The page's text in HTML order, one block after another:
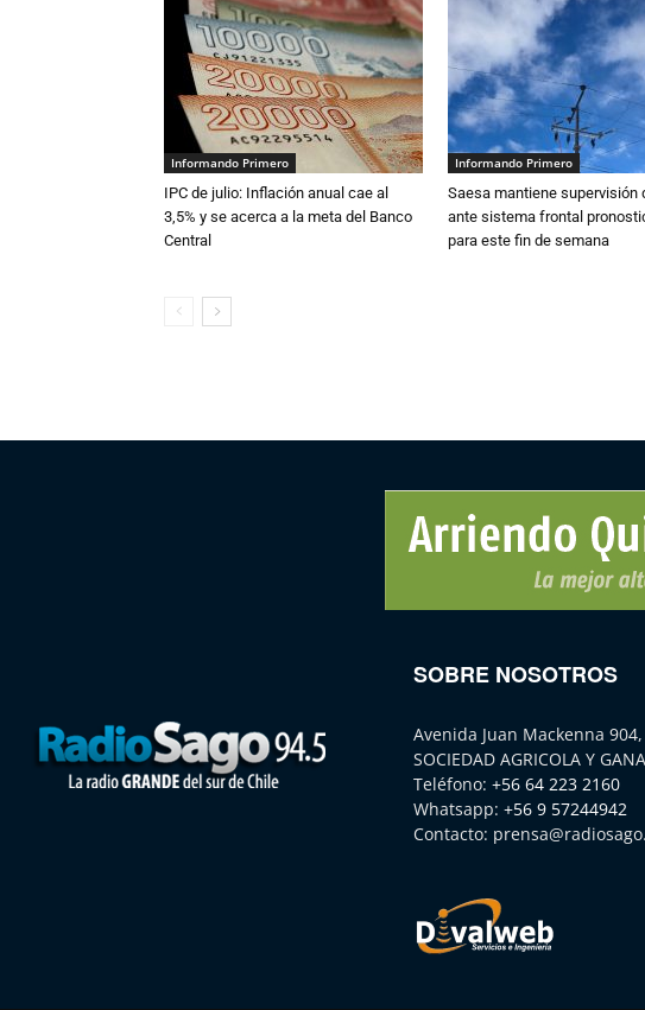
Informando Primero
IPC de julio: Inflación anual cae al
3,5% y se acerca a la meta del Banco
Central
Informando Primero
Saesa mantiene supervisión
ante sistema frontal
para este fin de semana
SOBRE NOSOTROS
Avenida Juan Mackenna
SOCIEDAD AGRICOLA Y
Teléfono: +56 64 223 2160
Whatsapp: +56 9 57244942
Contacto: